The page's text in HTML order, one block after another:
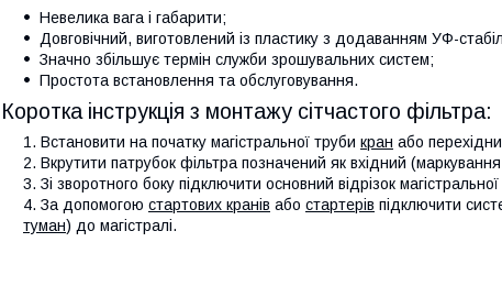
Невелика вага і габарити;
Довговічний, виготовлений із пластику з додаванням УФ-
Значно збільшує термін служби зрошувальних систем;
Простота встановлення та обслуговування.
Коротка інструкція з монтажу сітчастого фільтра:
Встановити на початку магістральної труби кран або
Вкрутити патрубок фільтра позначений як вхідний
Зі зворотного боку підключити основний відрізок
За допомогою стартових кранів або стартерів підключити
туман) до магістралі.